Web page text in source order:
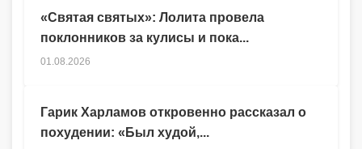
Гарик Харламов откровенно рассказал о
похудении: «Был худой,...
«Святая святых»: Лолита провела
поклонников за кулисы и пока...
01.08.2026